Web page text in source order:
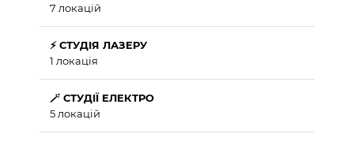
7 локацій
⚡ СТУДІЯ ЛАЗЕРУ
1 локація
🪄 СТУДІЇ ЕЛЕКТРО
5 локацій